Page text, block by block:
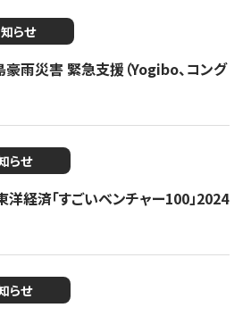
らせ
雨災害 緊急支援（Yogibo、コング
らせ
経済「すごいベンチャー100」2024
らせ